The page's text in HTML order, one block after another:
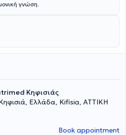
γνώση.
Κηφισιάς
Ελλάδα, Kifisia, ΑΤΤΙΚΗ
Book appointment